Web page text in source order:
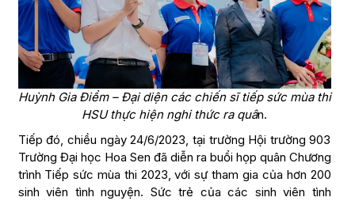
Huỳnh Gia Điểm – Đại diện các chiến sĩ tiếp sức mùa thi
HSU thực hiện nghi thức ra quân.
Tiếp đó, chiều ngày 24/6/2023, tại trường Hội trường 903
Trường Đại học Hoa Sen đã diễn ra buổi họp quân Chương
trình Tiếp sức mùa thi 2023, với sự tham gia của hơn 200
sinh viên tình nguyện. Sức trẻ của các sinh viên tình